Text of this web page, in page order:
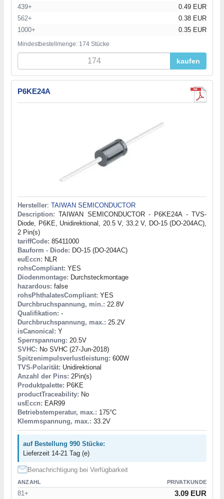
439+
0.49 EUR
562+
0.38 EUR
1000+
0.35 EUR
Mindestbestellmenge: 174 Stücke
kaufen
P6KE24A
Hersteller: TAIWAN SEMICONDUCTOR
Description: TAIWAN SEMICONDUCTOR - P6KE24A - TVS-
Diode, P6KE, Unidirektional, 20.5 V, 33.2 V, DO-15 (DO-204AC),
2 Pin(s)
tariffCode: 85411000
Bauform - Diode: DO-15 (DO-204AC)
euEccn: NLR
rohsCompliant: YES
Diodenmontage: Durchsteckmontage
hazardous: false
rohsPhthalatesCompliant: YES
Durchbruchspannung, min.: 22.8V
Qualifikation: -
Durchbruchspannung, max.: 25.2V
isCanonical: Y
Sperrspannung: 20.5V
SVHC: No SVHC (27-Jun-2018)
Spitzenimpulsverlustleistung: 600W
TVS-Polarität: Unidirektional
Anzahl der Pins: 2Pin(s)
Produktpalette: P6KE
productTraceability: No
usEccn: EAR99
Betriebstemperatur, max.: 175°C
Klemmspannung, max.: 33.2V
auf Bestellung 990 Stücke:
Lieferzeit 14-21 Tag (e)
Benachrichtigung bei Verfügbarkeit
ANZAHL PRIVATKUNDE
81+ 3.09 EUR